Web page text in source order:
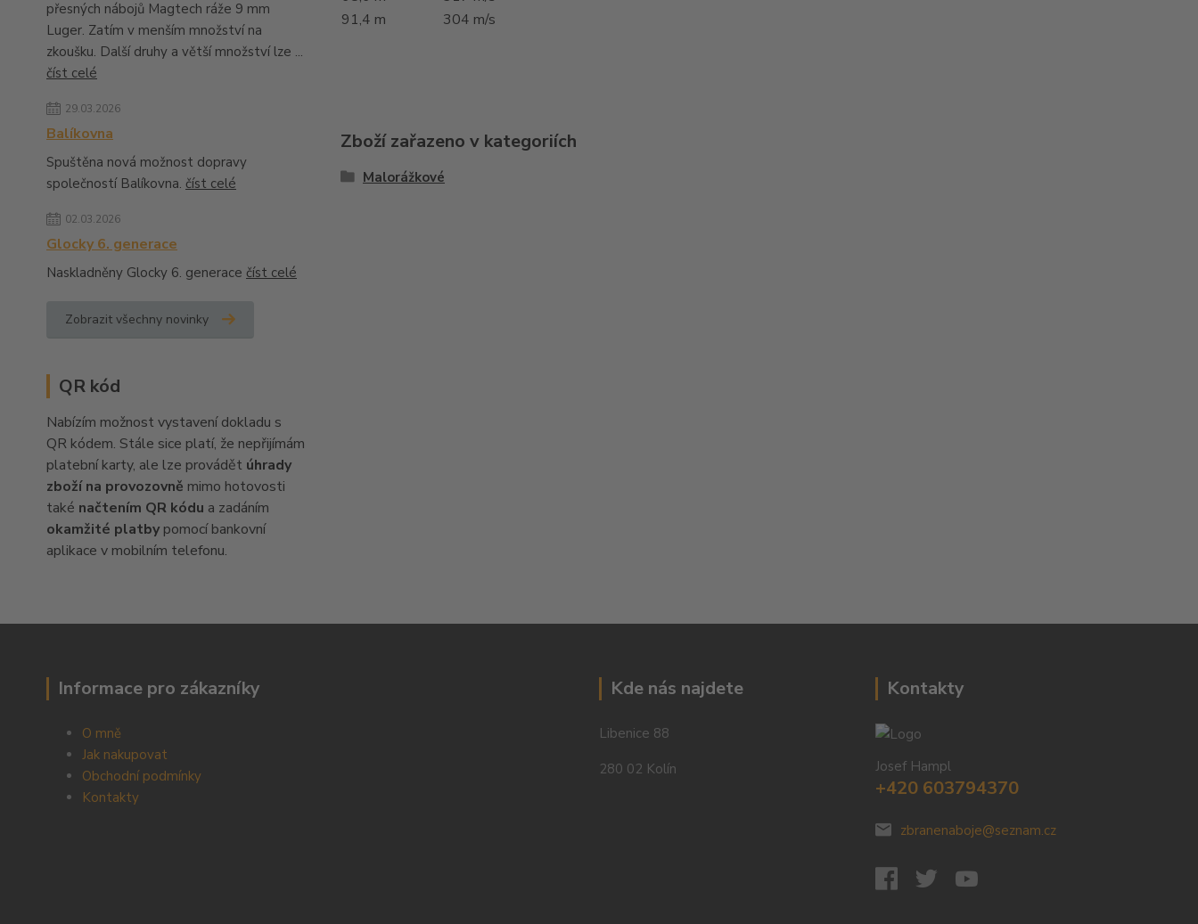
přesných nábojů Magtech ráže 9 mm
Luger. Zatím v menším množství na
zkoušku. Další druhy a větší množství lze ...
číst celé
29.03.2026
Balíkovna
Spuštěna nová možnost dopravy
společností Balíkovna. číst celé
02.03.2026
Glocky 6. generace
Naskladněny Glocky 6. generace číst celé
Zobrazit všechny novinky
QR kód
Nabízím možnost vystavení dokladu s
QR kódem. Stále sice platí, že nepřijímám
platební karty, ale lze provádět úhrady
zboží na provozovně mimo hotovosti
také načtením QR kódu a zadáním
okamžité platby pomocí bankovní
aplikace v mobilním telefonu.
91,4 m
304 m/s
Zboží zařazeno v kategoriích
Malorážkové
Informace pro zákazníky
O mně
Jak nakupovat
Obchodní podmínky
Kontakty
Kde nás najdete
Libenice 88
280 02 Kolín
Kontakty
Josef Hampl
+420 603794370
zbranenaboje@seznam.cz